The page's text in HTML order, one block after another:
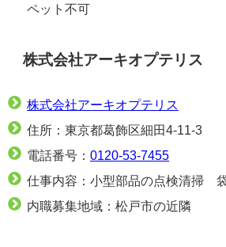
ペット不可
株式会社アーキオプテリス
株式会社アーキオプテリス
住所：東京都葛飾区細田4-11-3
電話番号： 0120-53-7455
仕事内容：小型部品の点検清掃
内職募集地域：松戸市の近隣